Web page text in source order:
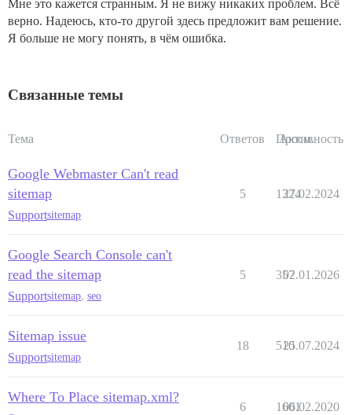
Мне это кажется странным. Я не вижу никаких проблем. Всё
верно. Надеюсь, кто-то другой здесь предложит вам решение.
Я больше не могу понять, в чём ошибка.
Связанные темы
Тема Ответов Просм.
Активность
Google Webmaster Can't read
sitemap
Supportsitemap
5 1324
27.02.2024
Google Search Console can't
read the sitemap
Supportsitemap, seo
5 357
02.01.2026
Sitemap issue
Supportsitemap
18 510
25.07.2024
Where To Place sitemap.xml?
6 1601
06.02.2020